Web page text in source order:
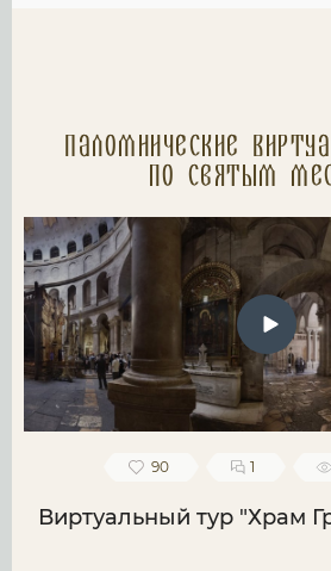
Паломнические
по святым
90 1
Виртуальный тур "Храм